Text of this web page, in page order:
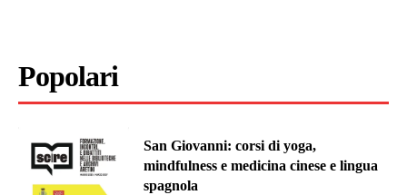
Popolari
San Giovanni: corsi di yoga,
mindfulness e medicina cinese e lingua
spagnola